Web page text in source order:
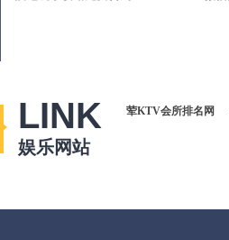
LINK
娱乐网站
荤KTV会所排名网